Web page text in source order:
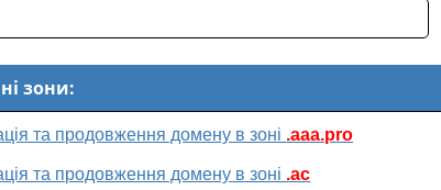
зони:
та продовження домену в зоні .aaa.pro
та продовження домену в зоні .ac